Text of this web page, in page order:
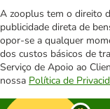
A zooplus tem o direito
publicidade direta de
opor-se a qualquer
dos custos básicos de
Serviço de Apoio ao
nossa Política de